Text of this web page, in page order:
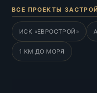
ВСЕ ПРОЕКТЫ
ИСК «ЕВРОСТРОЙ»
1 КМ ДО МОРЯ